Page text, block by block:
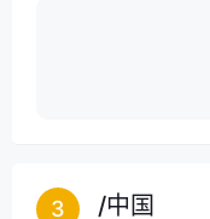
3 /中国